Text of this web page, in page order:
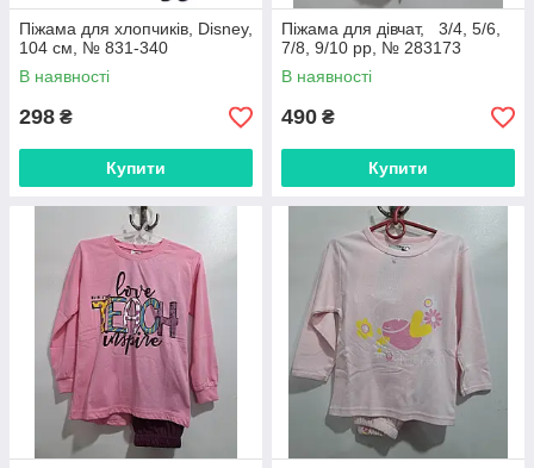
Піжама для хлопчиків, Disney,
104 см, № 831-340
В наявності
298 ₴
Купити
Піжама для дівчат, 3/4, 5/6,
7/8, 9/10 рр, № 283173
В наявності
490 ₴
Купити